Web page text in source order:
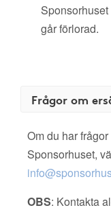
går förlorad.
Frågor om
Om du har
Sponsorhuset,
OBS: Kontakta